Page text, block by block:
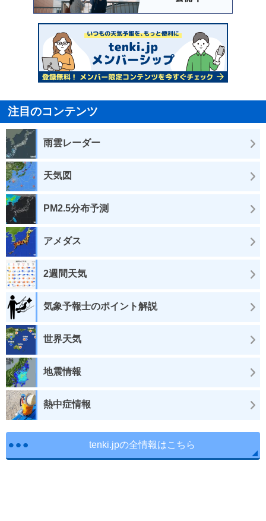
注目のコンテンツ
雨雲レーダー
天気図
PM2.5分布予測
アメダス
2週間天気
気象予報士のポイント解説
世界天気
地震情報
熱中症情報
tenki.jpの全情報はこちら